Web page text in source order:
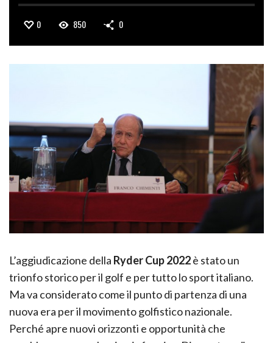
0 850 0
L’aggiudicazione della Ryder Cup 2022è stato un
trionfo storico per il golf e per tutto lo sport italiano.
Ma va considerato come il punto di partenza di una
nuova era per il movimento golfistico nazionale.
Perché apre nuovi orizzonti e opportunità che